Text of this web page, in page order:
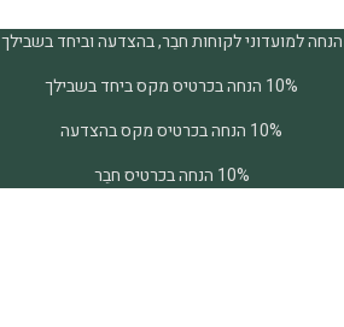
הנחה למועדוני לקוחות חבֵר, בהצדעה וביחד בשבילך
10% הנחה בכרטיס מקס ביחד בשבילך
10% הנחה בכרטיס מקס בהצדעה
10% הנחה בכרטיס חבֵר